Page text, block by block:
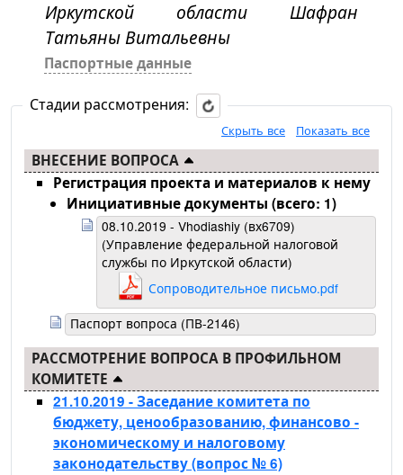
Иркутской области Шафран
Татьяны Витальевны
Паспортные данные
Стадии рассмотрения:
Скрыть все Показать все
ВНЕСЕНИЕ ВОПРОСА
Регистрация проекта и материалов к нему
Инициативные документы (всего: 1)
08.10.2019 - Vhodiashiy (вх6709)
(Управление федеральной налоговой
службы по Иркутской области)
Сопроводительное письмо.pdf
Паспорт вопроса (ПВ-2146)
РАССМОТРЕНИЕ ВОПРОСА В ПРОФИЛЬНОМ
КОМИТЕТЕ
21.10.2019 - Заседание комитета по
бюджету, ценообразованию, финансово -
экономическому и налоговому
законодательству(вопрос № 6)